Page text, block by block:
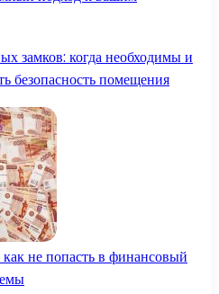
замков: когда необходимы и
безопасность помещения
не попасть в финансовый